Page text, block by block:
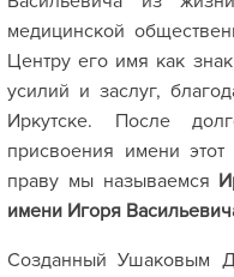
медицинской
Центру его имя как
усилий и заслуг,
Иркутске.
После
присвоения имени
праву мы называемся
имени Игоря
Созданный Ушаковым